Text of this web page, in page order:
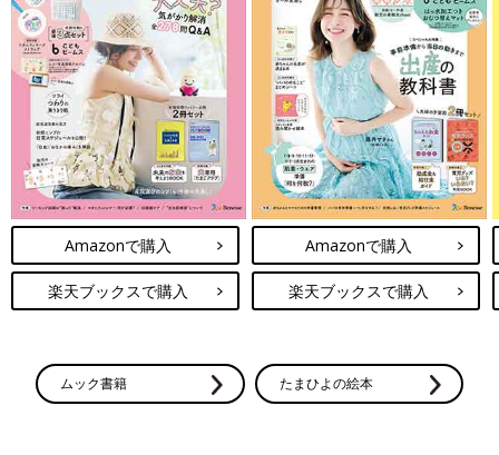
Amazonで購入
楽天ブックスで購入
Amazonで購入
楽天ブックスで購入
ムック書籍 たまひよの絵本